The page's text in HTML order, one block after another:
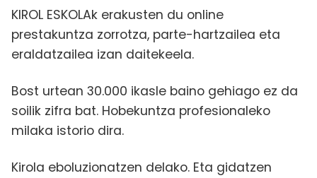
KIROL ESKOLAk erakusten du online
prestakuntza zorrotza, parte-hartzailea eta
eraldatzailea izan daitekeela.
Bost urtean 30.000 ikasle baino gehiago ez da
soilik zifra bat. Hobekuntza profesionaleko
milaka istorio dira.
Kirola eboluzionatzen delako. Eta gidatzen